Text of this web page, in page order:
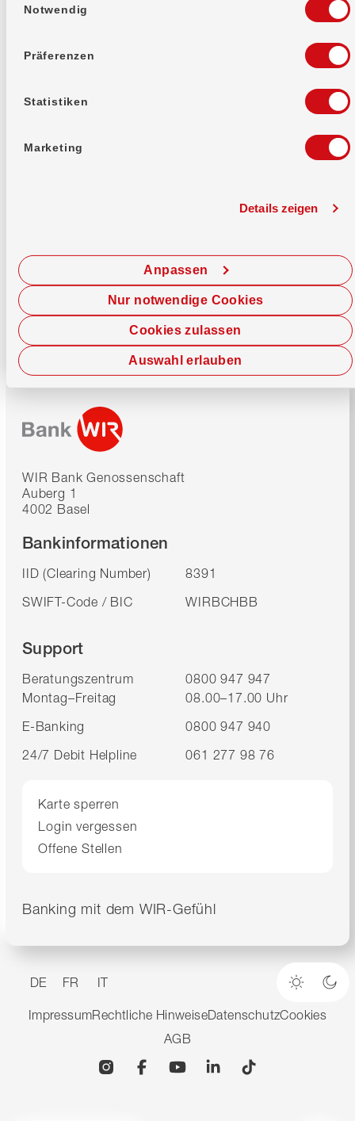
Notwendig
Präferenzen
Statistiken
Marketing
Details zeigen
Cookies zulassen
Anpassen
Auswahl erlauben
Nur notwendige Cookies
Kontaktformular
Jetzt chatten
WIR Bank Genossenschaft
Auberg 1
4002 Basel
Bankinformationen
IID (Clearing Number)
8391
SWIFT-Code / BIC
WIRBCHBB
Support
Beratungszentrum
0800 947 947
Montag–Freitag
08.00–17.00 Uhr
E-Banking
0800 947 940
24/7 Debit Helpline
061 277 98 76
Karte sperren
Login vergessen
Offene Stellen
Banking mit dem WIR-Gefühl
DE FR IT
Heller
ImpressumRechtliche HinweiseDatenschutzCookies
AGB
InstagramFacebookYouTubeLinkedin